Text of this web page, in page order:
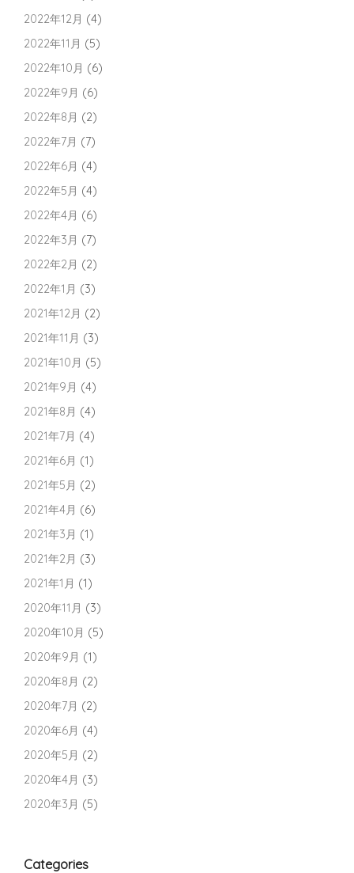
2022年12月 (4)
2022年11月 (5)
2022年10月 (6)
2022年9月 (6)
2022年8月 (2)
2022年7月 (7)
2022年6月 (4)
2022年5月 (4)
2022年4月 (6)
2022年3月 (7)
2022年2月 (2)
2022年1月 (3)
2021年12月 (2)
2021年11月 (3)
2021年10月 (5)
2021年9月 (4)
2021年8月 (4)
2021年7月 (4)
2021年6月 (1)
2021年5月 (2)
2021年4月 (6)
2021年3月 (1)
2021年2月 (3)
2021年1月 (1)
2020年11月 (3)
2020年10月 (5)
2020年9月 (1)
2020年8月 (2)
2020年7月 (2)
2020年6月 (4)
2020年5月 (2)
2020年4月 (3)
2020年3月 (5)
Categories